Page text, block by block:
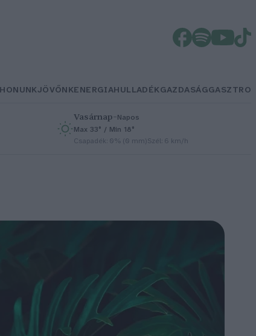
JÖVŐNKENERGIAHULLADÉKGAZDASÁGGASZTRO
Vasárnap–Napos
Max 33° / Min 18°
Csapadék: 0% (0 mm)Szél: 6 km/h